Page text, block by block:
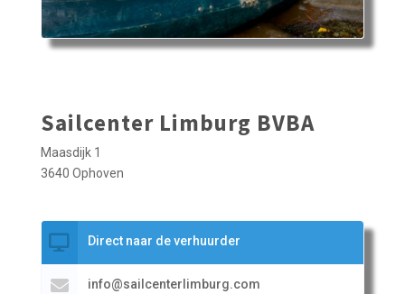
Sailcenter Limburg BVBA
Maasdijk 1
3640 Ophoven
Direct naar de verhuurder
info@sailcenterlimburg.com